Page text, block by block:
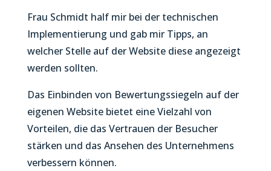
Frau Schmidt half mir bei der technischen
Implementierung und gab mir Tipps, an
welcher Stelle auf der Website diese angezeigt
werden sollten.
Das Einbinden von Bewertungssiegeln auf der
eigenen Website bietet eine Vielzahl von
Vorteilen, die das Vertrauen der Besucher
stärken und das Ansehen des Unternehmens
verbessern können.